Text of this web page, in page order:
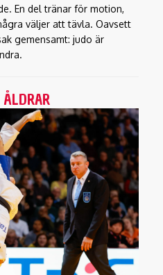
En del tränar för motion,
väljer att tävla. Oavsett
gemensamt: judo är